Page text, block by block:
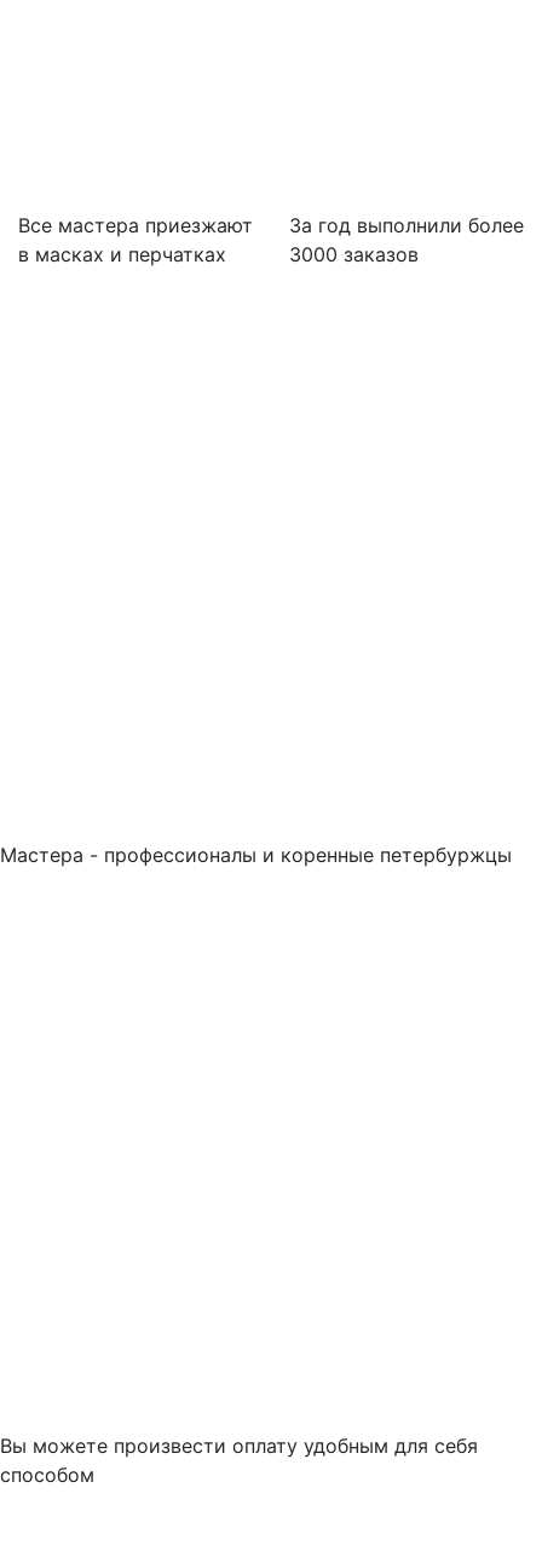
Все мастера приезжают
в масках и перчатках
За год выполнили более
3000 заказов
Мастера - профессионалы и коренные петербуржцы
Вы можете произвести оплату удобным для себя
способом